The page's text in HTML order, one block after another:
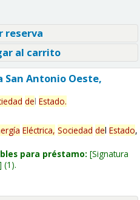
reserva
al carrito
Antonio Oeste,
del Estado.
Eléctrica, Sociedad del Estado,
para préstamo: Signatura
(1).